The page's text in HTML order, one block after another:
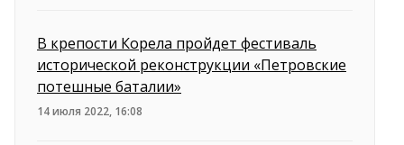
В крепости Корела пройдет фестиваль
исторической реконструкции «Петровские
потешные баталии»
14 июля 2022, 16:08